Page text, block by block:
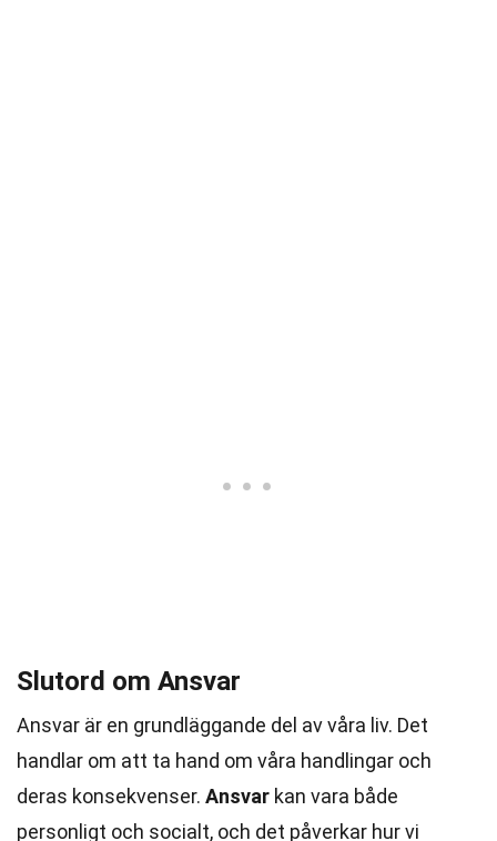
Slutord om Ansvar
Ansvar är en grundläggande del av våra liv. Det
handlar om att ta hand om våra handlingar och
deras konsekvenser. Ansvar kan vara både
personligt och socialt, och det påverkar hur vi